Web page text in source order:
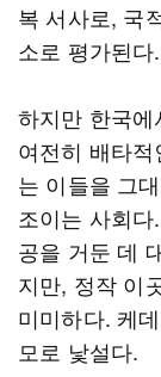
복 서사로, 국
소로 평가된다.
하지만 한국
여전히 배타
는 이들을 그
조이는 사회
공을 거둔 데
지만, 정작 이
미미하다. 케
모로 낯설다.